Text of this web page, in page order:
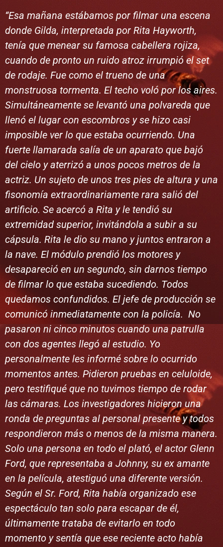
“Esa mañana estábamos por filmar una escena
donde Gilda, interpretada por Rita Hayworth,
tenía que menear su famosa cabellera rojiza,
cuando de pronto un ruido atroz irrumpió el set
de rodaje. Fue como el trueno de una
monstruosa tormenta. El techo voló por los aires.
Simultáneamente se levantó una polvareda que
llenó el lugar con escombros y se hizo casi
imposible ver lo que estaba ocurriendo. Una
fuerte llamarada salía de un aparato que bajó
del cielo y aterrizó a unos pocos metros de la
actriz. Un sujeto de unos tres pies de altura y una
fisonomía extraordinariamente rara salió del
artificio. Se acercó a Rita y le tendió su
extremidad superior, invitándola a subir a su
cápsula. Rita le dio su mano y juntos entraron a
la nave. El módulo prendió los motores y
desapareció en un segundo, sin darnos tiempo
de filmar lo que estaba sucediendo. Todos
quedamos confundidos. El jefe de producción se
comunicó inmediatamente con la policía. No
pasaron ni cinco minutos cuando una patrulla
con dos agentes llegó al estudio. Yo
personalmente les informé sobre lo ocurrido
momentos antes. Pidieron pruebas en celuloide,
pero testifiqué que no tuvimos tiempo de rodar
las cámaras. Los investigadores hicieron una
ronda de preguntas al personal presente y todos
respondieron más o menos de la misma manera.
Solo una persona en todo el plató, el actor Glenn
Ford, que representaba a Johnny, su ex amante
en la película, atestiguó una diferente versión.
Según el Sr. Ford, Rita había organizado ese
espectáculo tan solo para escapar de él,
últimamente trataba de evitarlo en todo
momento y sentía que ese reciente acto había